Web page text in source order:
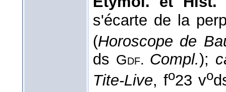
s'écarte de la
(Horoscope de
ds Gdf. Compl.);
Tite-Live, fo23 vo